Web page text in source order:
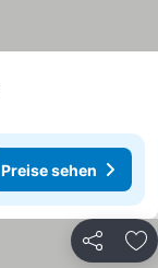
Preise sehen
Teilen